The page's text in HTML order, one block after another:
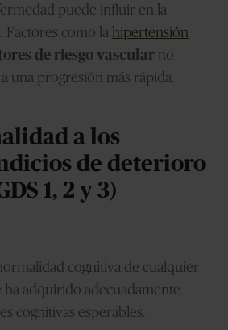
puede influir en la
Factores como la hipertensión
de riesgo vascular no
una progresión más rápida.
a los
de deterioro
1, 2 y 3)
cognitiva de cualquier
ha adquirido adecuadamente
cognitivas esperables.